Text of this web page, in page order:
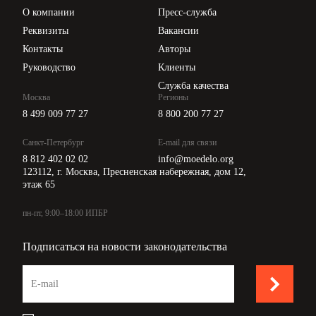
О компании
Реквизиты
Контакты
Руководство
Пресс-служба
Вакансии
Авторы
Клиенты
Служба качества
Москва
8 499 009 77 27
Санкт-Петербург
8 812 402 02 02
Регионы
8 800 200 77 27
E-mail для связи
info@moedelo.org
123112, г. Москва, Пресненская набережная, дом 12,
этаж 65
пн-пт, 9:00–18:00 ИПБР
Подписаться на новости законодательства